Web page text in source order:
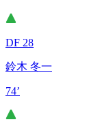
DF 28
鈴木 冬一
74’